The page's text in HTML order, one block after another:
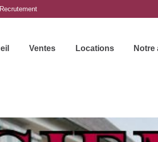
Recrutement
Ventes Locations Notre